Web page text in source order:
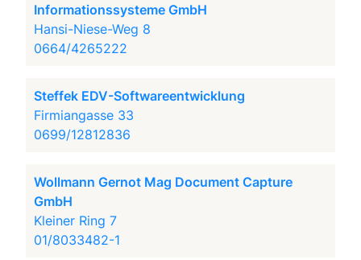
Informationssysteme GmbH
Hansi-Niese-Weg 8
0664/4265222
Steffek EDV-Softwareentwicklung
Firmiangasse 33
0699/12812836
Wollmann Gernot Mag Document Capture
GmbH
Kleiner Ring 7
01/8033482-1